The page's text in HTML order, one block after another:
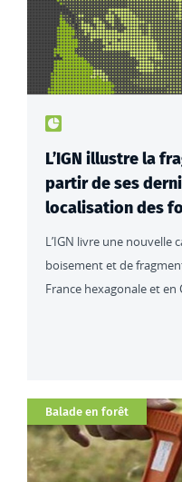
Type de contenu :
L’IGN illustre la
partir de ses
localisation des
L’IGN livre une nouvelle
boisement et de
France hexagonale et en
Catégorie
Balade en forêt